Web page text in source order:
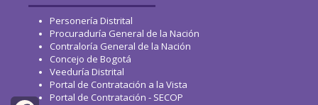
Personería Distrital
Procuraduría General de la Nación
Contraloría General de la Nación
Concejo de Bogotá
Veeduría Distrital
Portal de Contratación a la Vista
Portal de Contratación - SECOP